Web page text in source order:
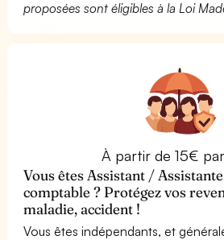
proposées sont éligibles à la Loi
À partir de 15€
Vous êtes Assistant /
comptable ? Protégez vos
maladie, accident !
Vous êtes indépendants, et